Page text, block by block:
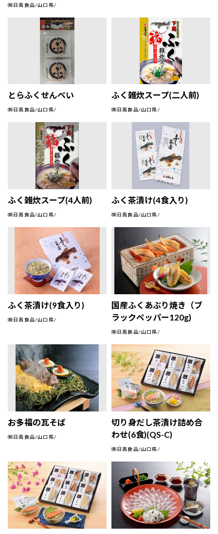
㈱日高食品/山口県/
とらふくせんべい
㈱日高食品/山口県/
ふく雑炊スープ(二人前)
㈱日高食品/山口県/
ふく雑炊スープ(4人前)
㈱日高食品/山口県/
ふく茶漬け(4食入り)
㈱日高食品/山口県/
ふく茶漬け(9食入り)
㈱日高食品/山口県/
国産ふくあぶり焼き（ブ
ラックペッパー120g)
㈱日高食品/山口県/
お多福の瓦そば
㈱日高食品/山口県/
切り身だし茶漬け詰め合
わせ(6食)(QS-C)
㈱日高食品/山口県/